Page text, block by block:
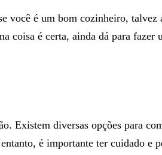
é um bom cozinheiro, talvez
coisa é certa, ainda dá para fazer
Existem diversas opções para
é importante ter cuidado e